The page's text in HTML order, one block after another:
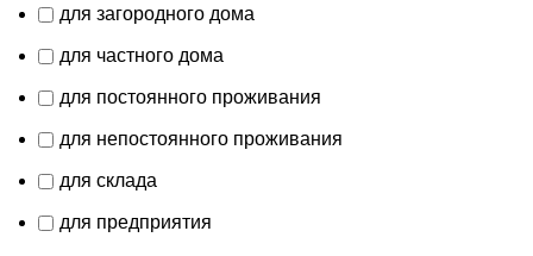
для загородного дома
для частного дома
для постоянного проживания
для непостоянного проживания
для склада
для предприятия